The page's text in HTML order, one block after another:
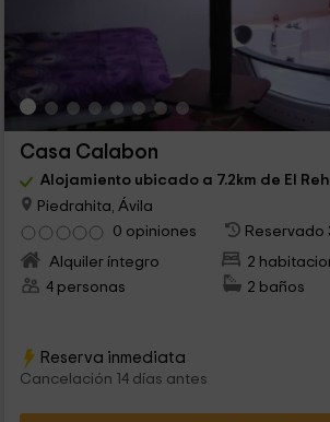
Casa Calabon
Alojamiento ubicado a 7.2km de El
Piedrahita, Ávila
0 opiniones
Reservado
Alquiler íntegro
2
4 personas
2 baños
Reserva inmediata
Cancelación 14 días antes